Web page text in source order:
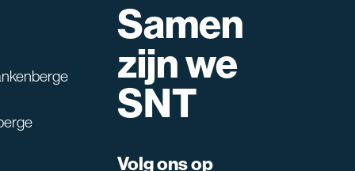
Samen
zijn we
SNT
Volg ons op